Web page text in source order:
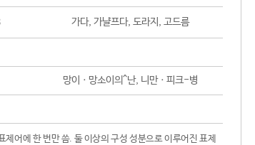
가다, 가냘프다, 도라지, 고드름
망이ㆍ망소이의^난, 니만ㆍ피크-병
어에 한 번만 씀. 둘 이상의 구성 성분으로 이루어진 표제